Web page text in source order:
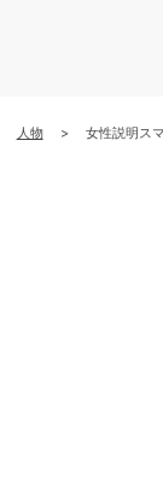
人物 > 女性説明ス